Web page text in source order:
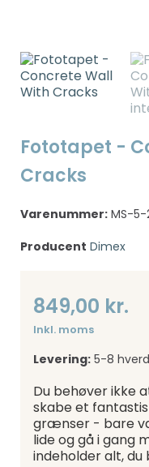
Fototapet -
Cracks
Varenummer: MS-5-
Producent Dimex
849,00 kr.
Inkl. moms
Levering: 5-8
Du behøver ikke
skabe et
grænser - bare
lide og gå i gang
indeholder alt, du